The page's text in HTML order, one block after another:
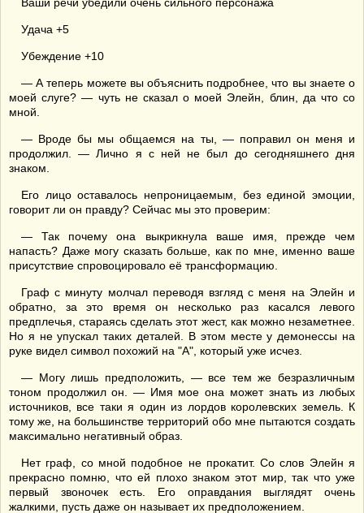
Удача +5
Убеждение +10
— А теперь можете вы объяснить подробнее, что вы знаете о
моей слуге? — чуть не сказал о моей Элейн, блин, да что со
мной.
— Вроде бы мы общаемся на ты, — поправил он меня и
продолжил. — Лично я с ней не был до сегодняшнего дня
знаком.
Его лицо оставалось непроницаемым, без единой эмоции,
говорит ли он правду? Сейчас мы это проверим:
— Так почему она выкрикнула ваше имя, прежде чем
напасть? Даже могу сказать больше, как по мне, именно ваше
присутствие спровоцировало её трансформацию.
Граф с минуту молчал переводя взгляд с меня на Элейн и
обратно, за это время он несколько раз касался левого
предплечья, стараясь сделать этот жест, как можно незаметнее.
Но я не упускал таких деталей. В этом месте у демонессы на
руке видел символ похожий на "А", который уже исчез.
— Могу лишь предположить, — все тем же безразличным
тоном продолжил он. — Имя мое она может знать из любых
источников, все таки я один из лордов королевских земель. К
тому же, на большинстве территорий обо мне пытаются создать
максимально негативный образ.
Нет граф, со мной подобное не прокатит. Со слов Элейн я
прекрасно помню, что ей плохо знаком этот мир, так что уже
первый звоночек есть. Его оправдания выглядят очень
жалкими, пусть даже он называет их предположением.